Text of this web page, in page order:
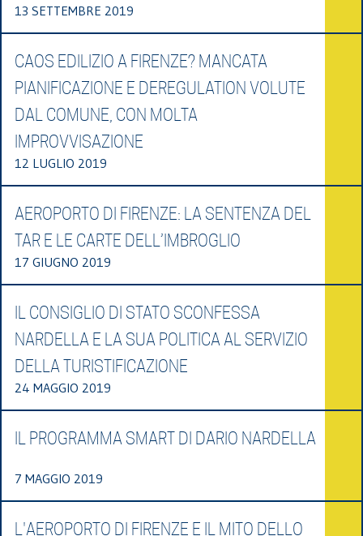
13 SETTEMBRE 2019
CAOS EDILIZIO A FIRENZE? MANCATA
PIANIFICAZIONE E DEREGULATION VOLUTE
DAL COMUNE, CON MOLTA
IMPROVVISAZIONE
12 LUGLIO 2019
AEROPORTO DI FIRENZE: LA SENTENZA DEL
TAR E LE CARTE DELL’IMBROGLIO
17 GIUGNO 2019
IL CONSIGLIO DI STATO SCONFESSA
NARDELLA E LA SUA POLITICA AL SERVIZIO
DELLA TURISTIFICAZIONE
24 MAGGIO 2019
IL PROGRAMMA SMART DI DARIO NARDELLA
7 MAGGIO 2019
L'AEROPORTO DI FIRENZE E IL MITO DELLO